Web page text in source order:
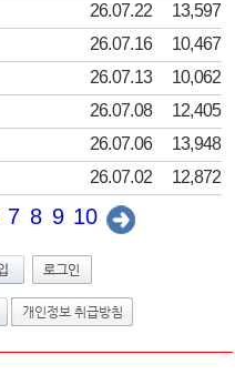
26.07.22
13,597
26.07.16
10,467
26.07.13
10,062
26.07.08
12,405
26.07.06
13,948
26.07.02 12,872
7 8 9 10